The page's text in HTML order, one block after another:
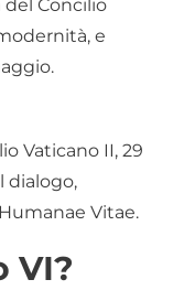
del Concilio
e
Vaticano II, 29
dialogo,
Vitae.
VI?